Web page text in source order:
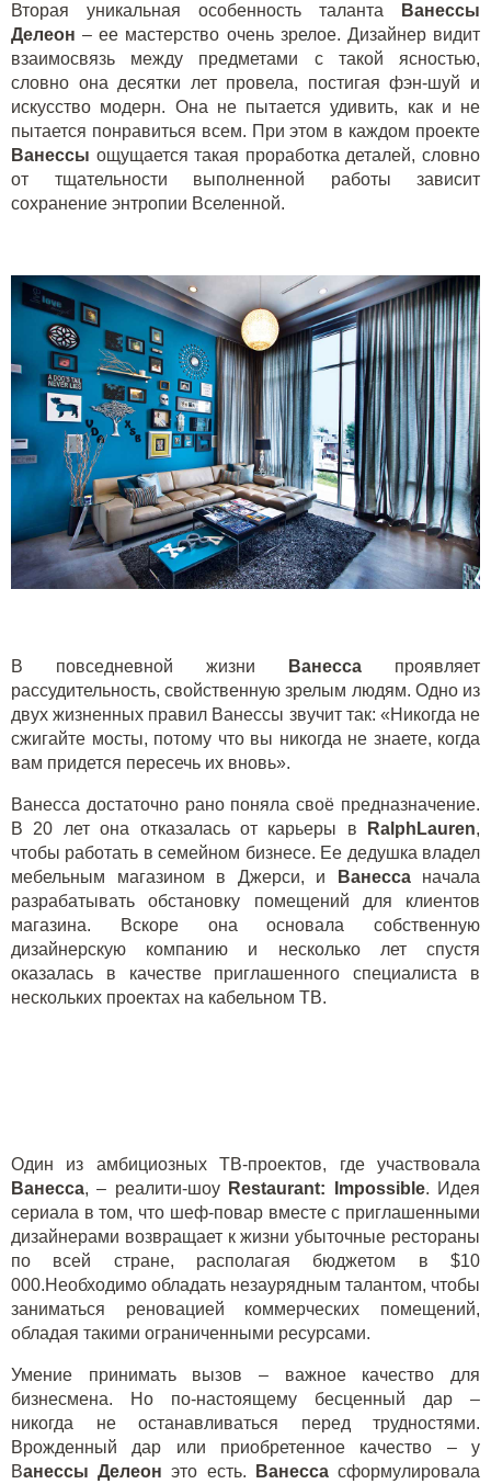
Вторая уникальная особенность таланта
Ванессы
Делеон – ее мастерство очень зрелое. Дизайнер видит
взаимосвязь между предметами с такой ясностью,
словно она десятки лет провела, постигая фэн-шуй и
искусство модерн. Она не пытается удивить, как и не
пытается понравиться всем. При этом в каждом проекте
Ванессы ощущается такая проработка деталей, словно
от тщательности выполненной работы зависит
сохранение энтропии Вселенной.
В повседневной жизни Ванесса проявляет
рассудительность, свойственную зрелым людям. Одно из
двух жизненных правил Ванессы звучит так: «Никогда не
сжигайте мосты, потому что вы никогда не знаете, когда
вам придется пересечь их вновь».
Ванесса достаточно рано поняла своё предназначение.
В 20 лет она отказалась от карьеры в
RalphLauren,
чтобы работать в семейном бизнесе. Ее дедушка владел
мебельным магазином в Джерси, и
Ванесса начала
разрабатывать обстановку помещений для клиентов
магазина. Вскоре она основала собственную
дизайнерскую компанию и несколько лет спустя
оказалась в качестве приглашенного специалиста в
нескольких проектах на кабельном ТВ.
Один из амбициозных ТВ-проектов, где участвовала
Ванесса, – реалити-шоу Restaurant: Impossible. Идея
сериала в том, что шеф-повар вместе с приглашенными
дизайнерами возвращает к жизни убыточные рестораны
по всей стране, располагая бюджетом в $10
000.Необходимо обладать незаурядным талантом, чтобы
заниматься реновацией коммерческих помещений,
обладая такими ограниченными ресурсами.
Умение принимать вызов – важное качество для
бизнесмена. Но по-настоящему бесценный дар –
никогда не останавливаться перед трудностями.
Врожденный дар или приобретенное качество – у
Ванессы Делеон это есть. Ванессасформулировала